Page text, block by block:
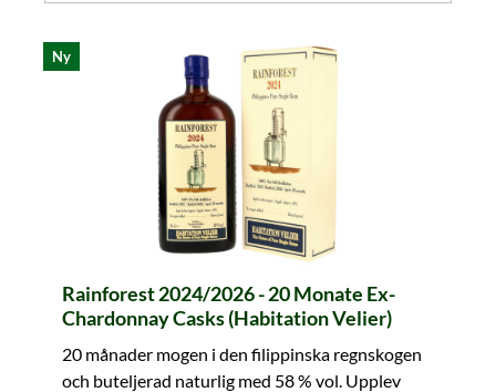
Ny
Rainforest 2024/2026 - 20 Monate Ex-
Chardonnay Casks (Habitation Velier)
20 månader mogen i den filippinska regnskogen
och buteljerad naturlig med 58 % vol. Upplev